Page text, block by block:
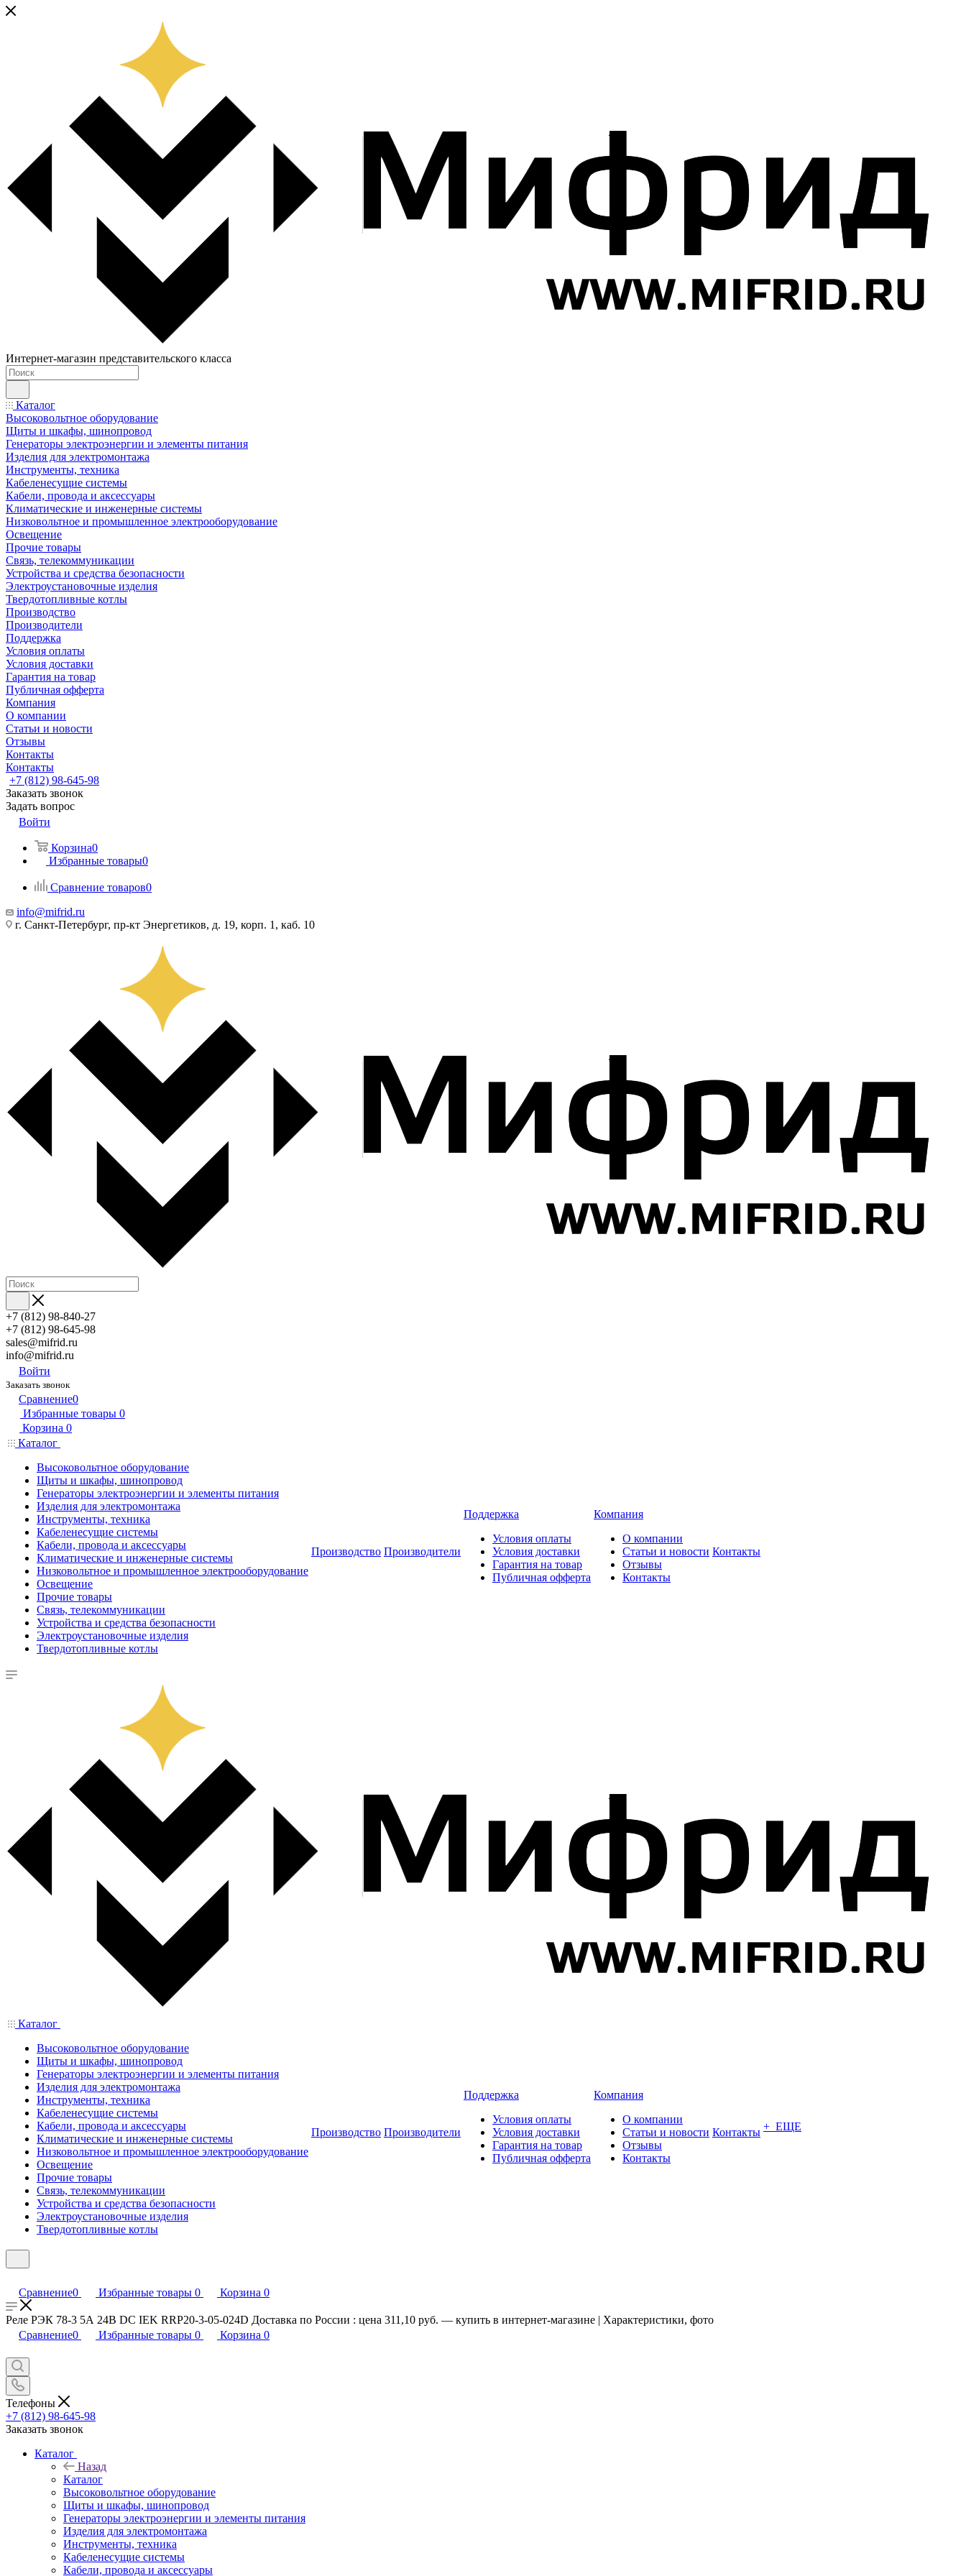
Интернет-магазин представительского класса
Каталог
Высоковольтное оборудование
Щиты и шкафы, шинопровод
Генераторы электроэнергии и элементы питания
Изделия для электромонтажа
Инструменты, техника
Кабеленесущие системы
Кабели, провода и аксессуары
Климатические и инженерные системы
Низковольтное и промышленное электрооборудование
Освещение
Прочие товары
Связь, телекоммуникации
Устройства и средства безопасности
Электроустановочные изделия
Твердотопливные котлы
Производство
Производители
Поддержка
Условия оплаты
Условия доставки
Гарантия на товар
Публичная офферта
Компания
О компании
Статьи и новости
Отзывы
Контакты
Контакты
+7 (812) 98-645-98
Заказать звонок
Задать вопрос
Войти
Корзина0
Избранные товары0
Сравнение товаров0
info@mifrid.ru
г. Санкт-Петербург, пр-кт Энергетиков, д. 19, корп. 1, каб. 10
+7 (812) 98-840-27
+7 (812) 98-645-98
sales@mifrid.ru
info@mifrid.ru
Войти
Заказать звонок
Сравнение0
Избранные товары 0
Корзина 0
Каталог
Высоковольтное оборудование
Щиты и шкафы, шинопровод
Генераторы электроэнергии и элементы питания
Изделия для электромонтажа
Инструменты, техника
Кабеленесущие системы
Кабели, провода и аксессуары
Климатические и инженерные системы
Низковольтное и промышленное электрооборудование
Освещение
Прочие товары
Связь, телекоммуникации
Устройства и средства безопасности
Электроустановочные изделия
Твердотопливные котлы
Производство Производители
Поддержка
Условия оплаты
Условия доставки
Гарантия на товар
Публичная офферта
Компания
О компании
Статьи и новости
Отзывы
Контакты
Контакты
Каталог
Высоковольтное оборудование
Щиты и шкафы, шинопровод
Генераторы электроэнергии и элементы питания
Изделия для электромонтажа
Инструменты, техника
Кабеленесущие системы
Кабели, провода и аксессуары
Климатические и инженерные системы
Низковольтное и промышленное электрооборудование
Освещение
Прочие товары
Связь, телекоммуникации
Устройства и средства безопасности
Электроустановочные изделия
Твердотопливные котлы
Производство Производители
Поддержка
Условия оплаты
Условия доставки
Гарантия на товар
Публичная офферта
Компания
О компании
Статьи и новости
Отзывы
Контакты
Контакты + ЕЩЕ
Сравнение0 Избранные товары 0 Корзина 0
Реле РЭК 78-3 5А 24В DC IEK RRP20-3-05-024D Доставка по России : цена 311,10 руб. — купить в интернет-магазине | Характеристики, фото
Сравнение0 Избранные товары 0 Корзина 0
Телефоны
+7 (812) 98-645-98
Заказать звонок
Каталог
Назад
Каталог
Высоковольтное оборудование
Щиты и шкафы, шинопровод
Генераторы электроэнергии и элементы питания
Изделия для электромонтажа
Инструменты, техника
Кабеленесущие системы
Кабели, провода и аксессуары